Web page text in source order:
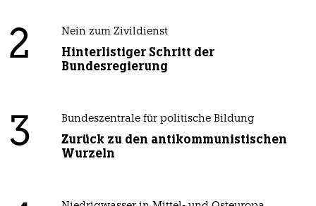
2 Nein zum Zivildienst
Hinterlistiger Schritt der
Bundesregierung
3 Bundeszentrale für politische Bildung
Zurück zu den antikommunistischen
Wurzeln